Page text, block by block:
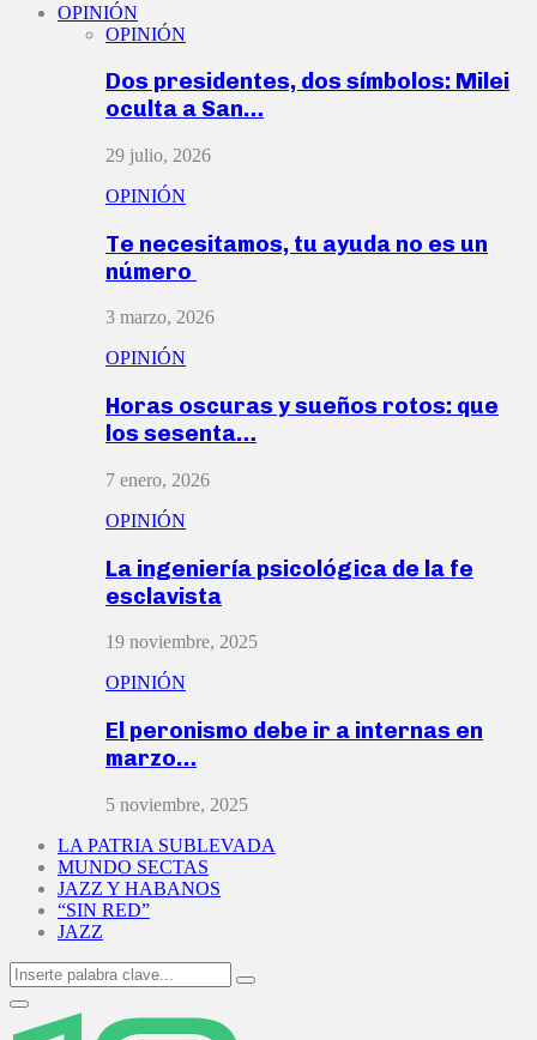
OPINIÓN
OPINIÓN
Dos presidentes, dos símbolos: Milei
oculta a San…
29 julio, 2026
OPINIÓN
Te necesitamos, tu ayuda no es un
número
3 marzo, 2026
OPINIÓN
Horas oscuras y sueños rotos: que
los sesenta…
7 enero, 2026
OPINIÓN
La ingeniería psicológica de la fe
esclavista
19 noviembre, 2025
OPINIÓN
El peronismo debe ir a internas en
marzo…
5 noviembre, 2025
LA PATRIA SUBLEVADA
MUNDO SECTAS
JAZZ Y HABANOS
“SIN RED”
JAZZ
Search
for:
Search
Primary
Menu